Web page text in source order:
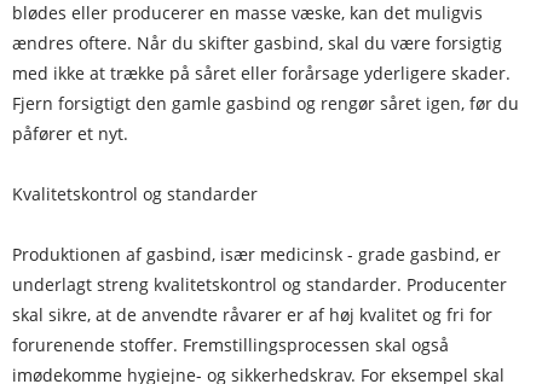
blødes eller producerer en masse væske, kan det muligvis
ændres oftere. Når du skifter gasbind, skal du være forsigtig
med ikke at trække på såret eller forårsage yderligere skader.
Fjern forsigtigt den gamle gasbind og rengør såret igen, før du
påfører et nyt.
Kvalitetskontrol og standarder
Produktionen af gasbind, især medicinsk - grade gasbind, er
underlagt streng kvalitetskontrol og standarder. Producenter
skal sikre, at de anvendte råvarer er af høj kvalitet og fri for
forurenende stoffer. Fremstillingsprocessen skal også
imødekomme hygiejne- og sikkerhedskrav. For eksempel skal